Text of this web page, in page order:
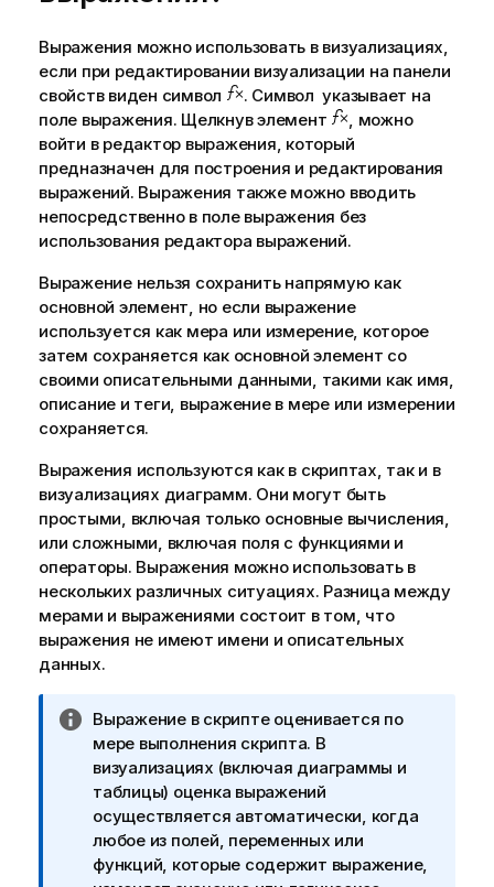
Выражения можно использовать в визуализациях,
если при редактировании визуализации на панели
свойств виден символ
. Символ указывает на
поле выражения. Щелкнув элемент
, можно
войти в редактор выражения, который
предназначен для построения и редактирования
выражений. Выражения также можно вводить
непосредственно в поле выражения без
использования редактора выражений.
Выражение нельзя сохранить напрямую как
основной элемент, но если выражение
используется как мера или измерение, которое
затем сохраняется как основной элемент со
своими описательными данными, такими как имя,
описание и теги, выражение в мере или измерении
сохраняется.
Выражения используются как в скриптах, так и в
визуализациях диаграмм. Они могут быть
простыми, включая только основные вычисления,
или сложными, включая поля с функциями и
операторы. Выражения можно использовать в
нескольких различных ситуациях. Разница между
мерами и выражениями состоит в том, что
выражения не имеют имени и описательных
данных.
П
р
и
м
е
ч
а
Выражение в скрипте оценивается по
мере выполнения скрипта. В
визуализациях (включая диаграммы и
таблицы) оценка выражений
осуществляется автоматически, когда
любое из полей, переменных или
функций, которые содержит выражение,